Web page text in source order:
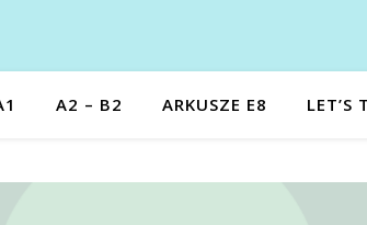
A2 – B2 ARKUSZE E8 LET’S